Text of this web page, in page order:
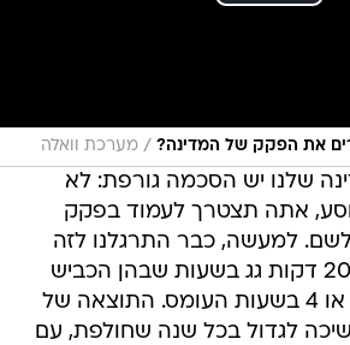
את הפקק של המדינה? / מערכת וואלה
שלנו יש הסכמה גורפת: לא
אתה תצטרך לעמוד בפקק
למעשה, כבר התרגלנו לזה
שנסיעה שאורכת 20 דקות גג בשעות שבהן הכביש
ריק - אורכת פי 3 או 4 בשעות העומס. התוצאה של
לגדול בכל שנה שחולפת, עם